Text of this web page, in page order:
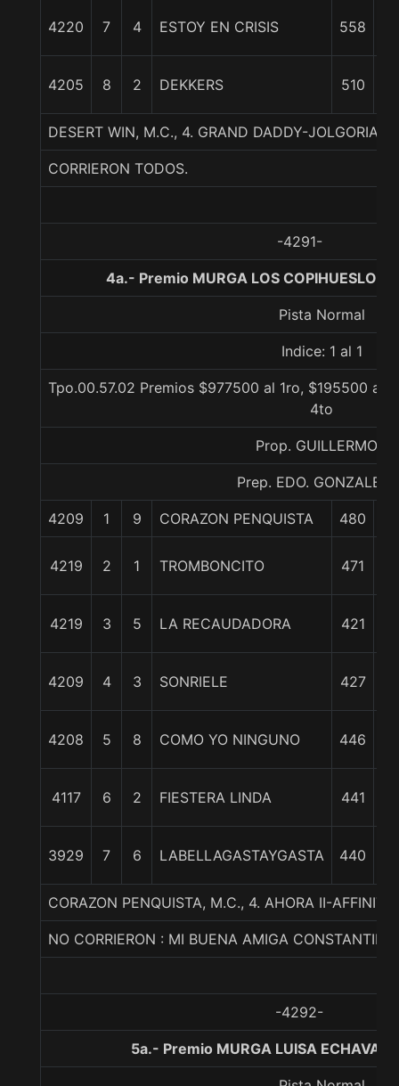
4220 7 4 ESTOY EN CRISIS 558
4205 8 2 DEKKERS 510
DESERT WIN, M.C., 4. GRAND DADDY-JOLGORIA-
CORRIERON TODOS.
-4291-
4a.- Premio MURGA LOS COPIHUESLOS
Pista Normal
Indice: 1 al 1
Tpo.00.57.02 Premios $977500 al 1ro, $195500 al
4to
Prop. GUILLERMON
Prep. EDO. GONZALEZ
4209 1 9 CORAZON PENQUISTA 480
4219 2 1 TROMBONCITO 471
4219 3 5 LA RECAUDADORA 421
4209 4 3 SONRIELE 427
4208 5 8 COMO YO NINGUNO 446
4117 6 2 FIESTERA LINDA 441
3929 7 6 LABELLAGASTAYGASTA 440
CORAZON PENQUISTA, M.C., 4. AHORA II-
NO CORRIERON : MI BUENA AMIGA
-4292-
5a.- Premio MURGA LUISA